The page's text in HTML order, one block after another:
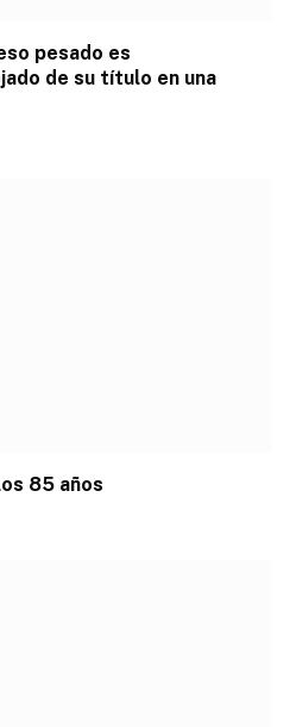
pesado es
de su título en una
85 años